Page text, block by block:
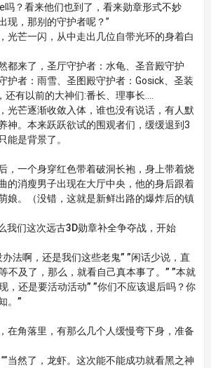
吗？看来他们也到了，看来勋章形式不妙
现，那别的守护者呢？”
光芒一闪，从中走出几位自带光环的身着白
都来了，圣厅守护者：水龟、圣音殿守护
护者：雨雪、圣图殿守护者：Gosick、圣装
还有以前的大神们:番长、理事长….
光芒逐渐收敛入体，谁也没有说话，有人默
神。本来跃跃欲试的围观者们，缓缓退到3
能是背景了。
，一个身穿红色带着破洞长袍，身上带着烧
的消瘦男子出现在大厅中央，他的身后跟着
娘。（没错，这就是新鲜出路的爆炸后的镇
我们这次远古3D勋章补全争夺战，开始
办法啊，还是我们这些老鬼” ”闲话少说，直
不及了，那么，就看自己真本事了。” ”本就
，还是要活动活动” ”你们不应该退后吗？你
。”
在角落里，有那么几个人缓慢弯下身，准备
当然了，龙虾。这次能不能成功就看黑之神